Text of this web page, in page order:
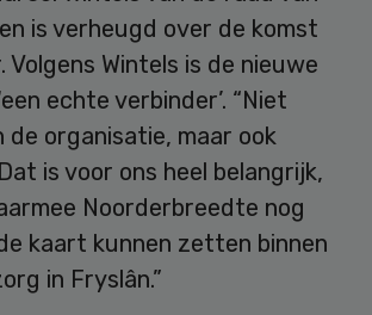
is verheugd over de komst
Volgens Wintels is de nieuwe
echte verbinder’. “Niet
de organisatie, maar ook
is voor ons heel belangrijk,
Noorderbreedte nog
kaart kunnen zetten binnen
in Fryslân.”